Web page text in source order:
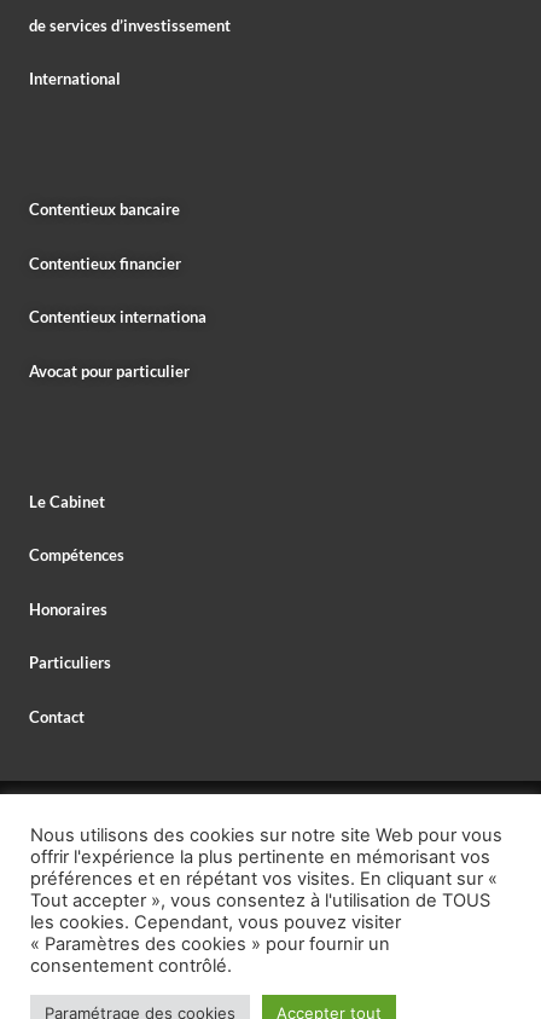
de services d’investissement
International
Contentieux bancaire
Contentieux financier
Contentieux internationa
Avocat pour particulier
Le Cabinet
Compétences
Honoraires
Particuliers
Contact
AVOCAT SPÉCIALISTE EN DROIT BANCAIRE,
MENTIONS LÉGALES– PROTECTION DES DONNÉES
TÉL. : +33 (0)1 40 26 95 00,
EMAIL : secretariat @ delespaul.net,
RENDEZ-VOUS GRATUIT :https://calendly.com/maitre-maxime-
delespaul-avocat
Nous utilisons des cookies sur notre site Web pour vous
offrir l'expérience la plus pertinente en mémorisant vos
préférences et en répétant vos visites. En cliquant sur «
Tout accepter », vous consentez à l'utilisation de TOUS
les cookies. Cependant, vous pouvez visiter
« Paramètres des cookies » pour fournir un
consentement contrôlé.
Paramétrage des cookies Accepter tout